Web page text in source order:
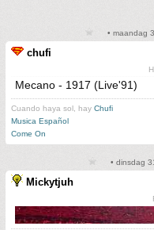
• maandag
chufi
Mecano - 1917 (Live'91)
Cuando haya sol, hay Chufi
Musica Español
Come On
• dinsdag
Mickytjuh